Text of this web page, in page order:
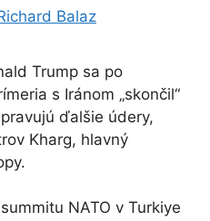
Balaz
Trump sa po
s Iránom „skončil“
ďalšie údery,
Kharg, hlavný
NATO v Turkiye